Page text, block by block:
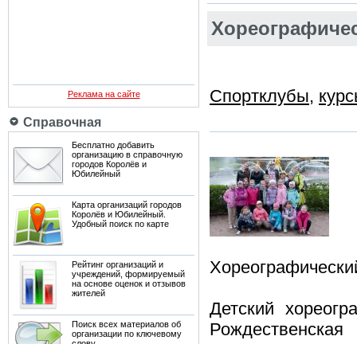
Реклама на сайте
Справочная
Бесплатно добавить
организацию в справочную
городов Королёв и
Юбилейный
Карта организаций городов
Королёв и Юбилейный.
Удобный поиск по карте
Рейтинг организаций и
учреждений, формируемый
на основе оценок и отзывов
жителей
Поиск всех материалов об
организации по ключевому
Cпортклубы,
Детский